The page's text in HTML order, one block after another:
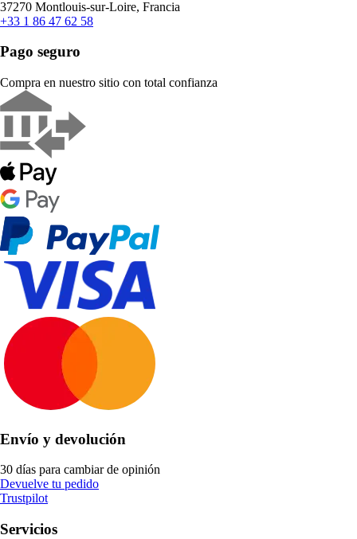
37270 Montlouis-sur-Loire, Francia
+33 1 86 47 62 58
Pago seguro
Compra en nuestro sitio con total confianza
Envío y devolución
30 días para cambiar de opinión
Devuelve tu pedido
Trustpilot
Servicios